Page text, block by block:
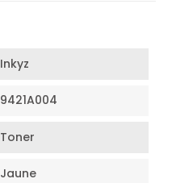
Inkyz
9421A004
Toner
Jaune